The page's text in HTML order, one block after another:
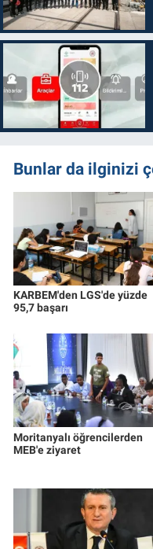
Bunlar da ilginizi
KARBEM'den LGS'de yüzde
95,7 başarı
Moritanyalı öğrencilerden
MEB'e ziyaret